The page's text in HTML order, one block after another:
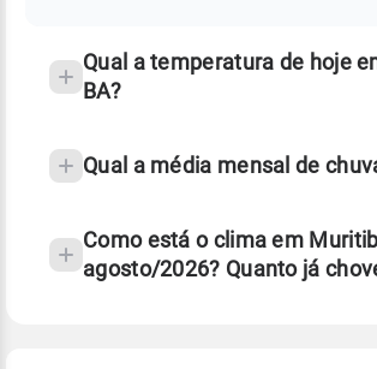
Qual a temperatura de hoje
BA?
Qual a média mensal de
Como está o clima em
agosto/2026? Quanto já